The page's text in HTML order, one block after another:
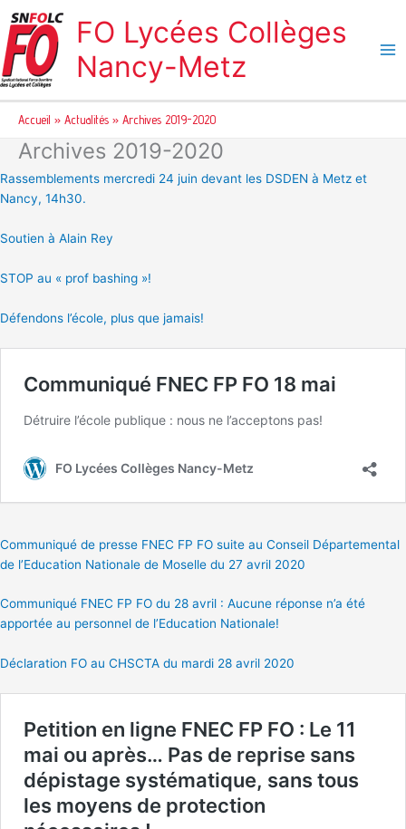
au
contenu
FO Lycées Collèges
Nancy-Metz
Accueil Actualités Archives 2019-2020
Archives 2019-2020
Rassemblements mercredi 24 juin devant les DSDEN à Metz et
Nancy, 14h30.
Soutien à Alain Rey
STOP au « prof bashing »!
Défendons l’école, plus que jamais!
Communiqué de presse FNEC FP FO suite au Conseil Départemental
de l’Education Nationale de Moselle du 27 avril 2020
Communiqué FNEC FP FO du 28 avril : Aucune réponse n’a été
apportée au personnel de l’Education Nationale!
Déclaration FO au CHSCTA du mardi 28 avril 2020